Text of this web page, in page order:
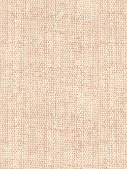
членом
художников,
Мокучу и Рюсона
в коллекциях
Городские
пейзаж, купить
городской